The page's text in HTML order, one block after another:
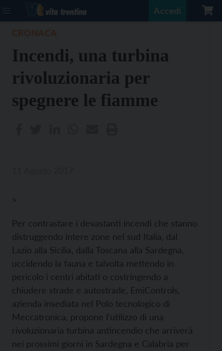
Accedi
Incendi, una turbina
rivoluzionaria per
spegnere le fiamme
>
Per contrastare i devastanti incendi che stanno
distruggendo intere zone nel sud Italia, dal
Lazio alla Sicilia, dalla Toscana alla Sardegna,
uccidendo la fauna e talvolta mettendo in
pericolo i centri abitati o costringendo a
chiudere strade e autostrade, EmiControls,
azienda insediata nel Polo tecnologico di
Meccatronica, propone l’utilizzo di una
rivoluzionaria turbina antincendio che arriverà
nei prossimi giorni in Sardegna e Calabria per